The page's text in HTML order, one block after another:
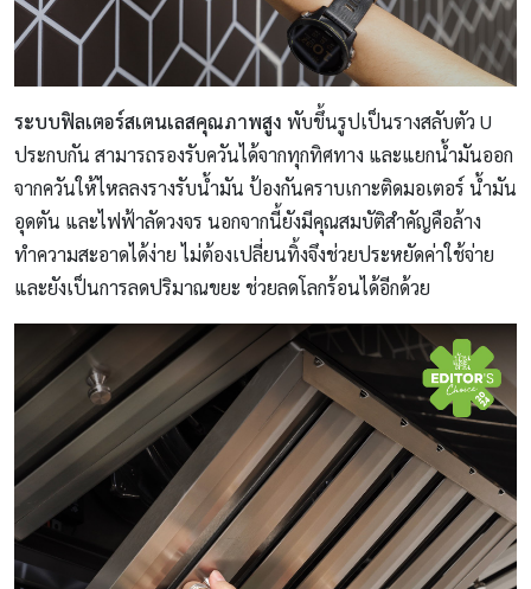
ระบบฟิลเตอร์สเตนเลสคุณภาพสูง พับขึ้นรูปเป็นรางสลับตัว U
ประกบกัน สามารถรองรับควันได้จากทุกทิศทาง และแยกนํ้ามันออก
จากควันให้ไหลลงรางรับนํ้ามัน ป้องกันคราบเกาะติดมอเตอร์ นํ้ามัน
อุดตัน และไฟฟ้าลัดวงจร นอกจากนี้ยังมีคุณสมบัติสำคัญคือล้าง
ทำความสะอาดได้ง่าย ไม่ต้องเปลี่ยนทิ้งจึงช่วยประหยัดค่าใช้จ่าย
และยังเป็นการลดปริมาณขยะ ช่วยลดโลกร้อนได้อีกด้วย